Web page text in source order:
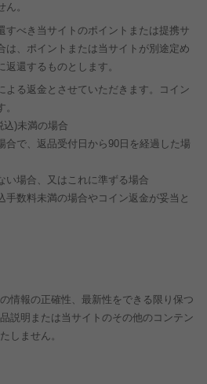
。
すべき当サイトのポイントまたは提携サ
は、ポイントまたは当サイトが別途定め
還するものとします。
よる返金とさせていただきます。コイン
込)未満の場合
合で、返品受付日から90日を経過した場
い場合、又はこれに準ずる場合
手数料未満の場合やコイン返金が妥当と
情報の正確性、最新性をできる限り保つ
説明または当サイトのその他のコンテン
しません。